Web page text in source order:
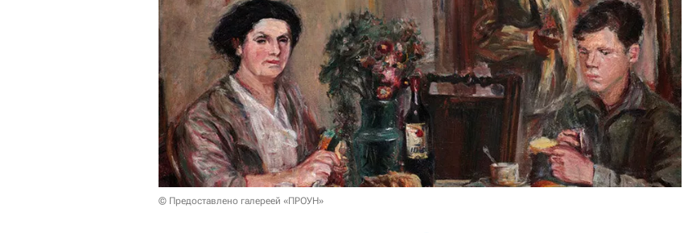
© Предоставлено галереей «ПРОУН»